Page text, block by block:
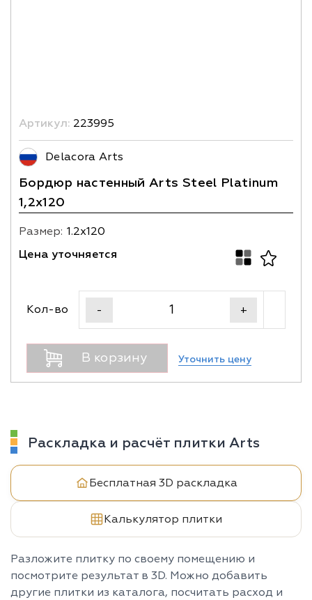
Артикул: 223995
Delacora Arts
Бордюр настенный Arts Steel Platinum
1,2х120
Размер: 1.2х120
Цена уточняется
Кол-во - +
В корзину Уточнить цену
Раскладка и расчёт плитки Arts
Бесплатная 3D раскладка
Калькулятор плитки
Разложите плитку по своему помещению и
посмотрите результат в 3D. Можно добавить
другие плитки из каталога, посчитать расход и